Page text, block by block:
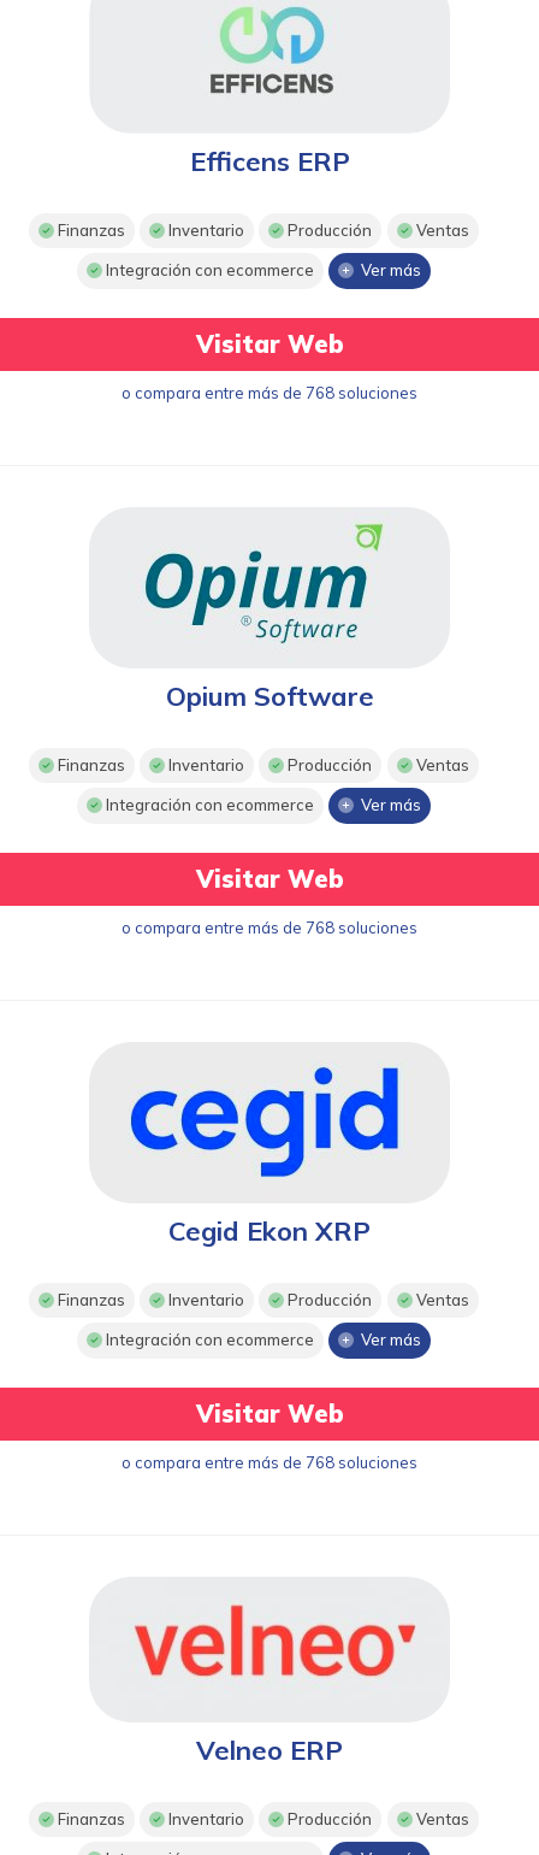
Efficens ERP
Finanzas Inventario Producción Ventas
Integración con ecommerce Ver más
Visitar Web
o compara entre más de 768 soluciones
Opium Software
Finanzas Inventario Producción Ventas
Integración con ecommerce Ver más
Visitar Web
o compara entre más de 768 soluciones
Cegid Ekon XRP
Finanzas Inventario Producción Ventas
Integración con ecommerce Ver más
Visitar Web
o compara entre más de 768 soluciones
Velneo ERP
Finanzas Inventario Producción Ventas